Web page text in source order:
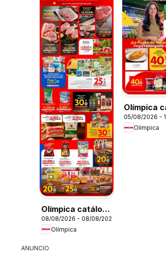
Olímpica catálogo
súper ofertas
08/08/2026 - 08/08/2026
Olímpica
Olímpica
Miércoles
Plaza
05/08/2026 -
Olímpica
ANUNCIO